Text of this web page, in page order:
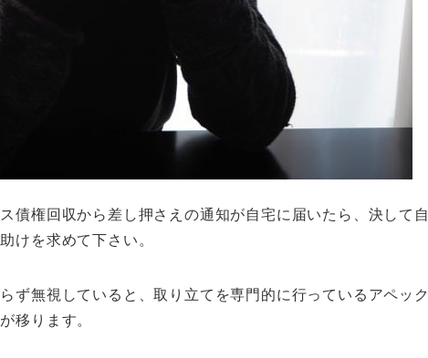
債権回収から差し押さえの通知が自宅に届いたら、決して自
けを求めて下さい。
ず無視していると、取り立てを専門的に行っているアペック
移ります。